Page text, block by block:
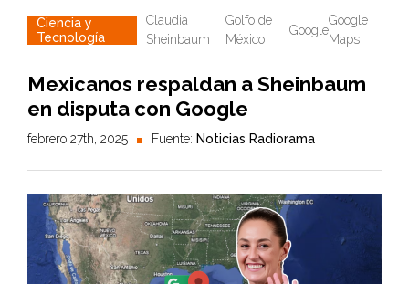
Ciencia y
Tecnología
Claudia
Sheinbaum
Golfo de
México
Google
Google
Maps
Mexicanos respaldan a Sheinbaum
en disputa con Google
febrero 27th, 2025 Fuente: Noticias Radiorama